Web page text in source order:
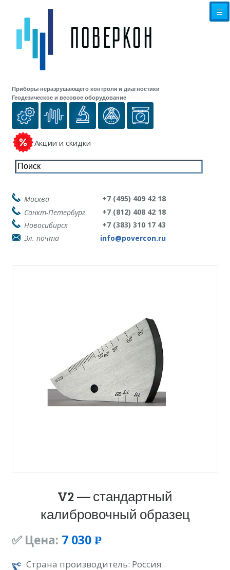
Приборы неразрушающего контроля и диагностики
Геодезическое и весовое оборудование
Акции и скидки
☰
Москва
+7 (495) 409 42 18
Санкт-Петербург
+7 (812) 408 42 18
Новосибирск
+7 (383) 310 17 43
Эл. почта
info@povercon.ru
V2 — стандартный
калибровочный образец
✅ Цена: 7 030 Р
УБ.
Страна производитель: Россия